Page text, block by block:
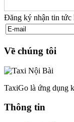
Đăng ký nhận tin tức
Về chúng tôi
TaxiGo là ứng dụng
Thông tin